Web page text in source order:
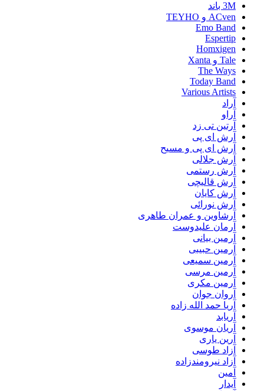
3M باند
ACven و TEYHO
Emo Band
Espertip
Homxigen
Tale و Xanta
The Ways
Today Band
Various Artists
آراد
آراو
آرتین تی زد
آرش ای پی
آرش ای پی و مسیح
آرش جلالی
آرش رستمی
آرش قالیچی
آرش کایان
آرش نورائی
آرشاوین و عمران طاهری
آرمان علیدوست
آرمین بیانی
آرمین حبیبی
آرمین سمیعی
آرمین مرسی
آرمین مکری
آروان جوان
آریا حمد الله زاده
آریابد
آریان موسوی
آرین یاری
آزاد طوسی
آزاد نیرومندزاده
آمین
آیدار